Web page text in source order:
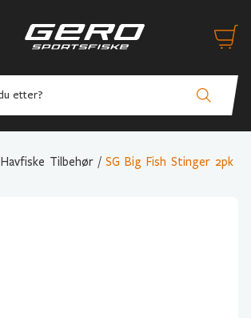
Havfiske Tilbehør / SG Big Fish Stinger 2pk